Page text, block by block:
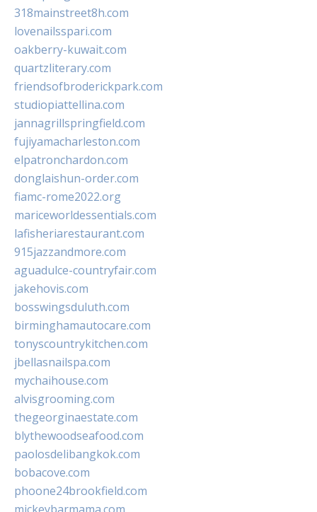
318mainstreet8h.com
lovenailsspari.com
oakberry-kuwait.com
quartzliterary.com
friendsofbroderickpark.com
studiopiattellina.com
jannagrillspringfield.com
fujiyamacharleston.com
elpatronchardon.com
donglaishun-order.com
fiamc-rome2022.org
mariceworldessentials.com
lafisheriarestaurant.com
915jazzandmore.com
aguadulce-countryfair.com
jakehovis.com
bosswingsduluth.com
birminghamautocare.com
tonyscountrykitchen.com
jbellasnailspa.com
mychaihouse.com
alvisgrooming.com
thegeorginaestate.com
blythewoodseafood.com
paolosdelibangkok.com
bobacove.com
phoone24brookfield.com